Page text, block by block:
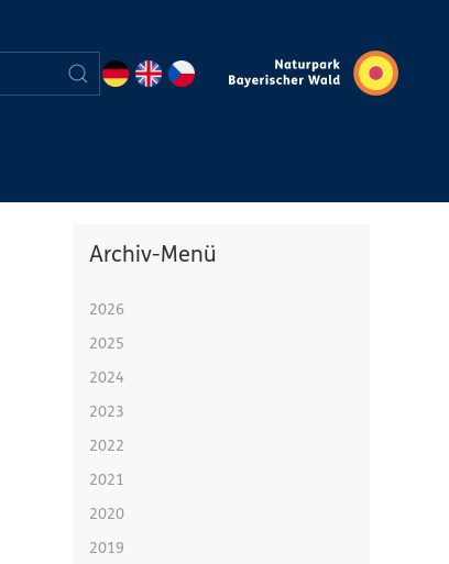
Archiv-Menü
2026
2025
2024
2023
2022
2021
2020
2019